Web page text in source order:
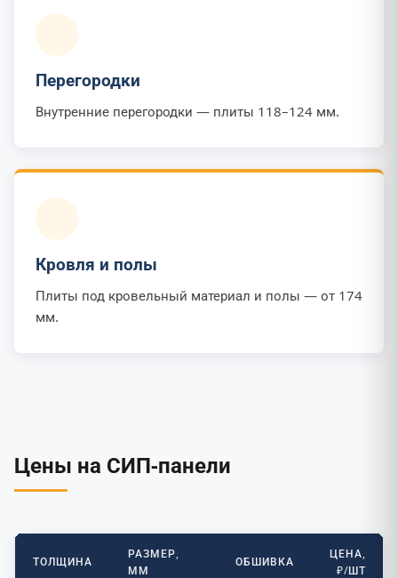
Перегородки
Внутренние перегородки — плиты 118–124 мм.
Кровля и полы
Плиты под кровельный материал и полы — от 174
мм.
Цены на СИП-панели
ТОЛЩИНА
РАЗМЕР,
ММ
ОБШИВКА
ЦЕНА,
₽/ШТ